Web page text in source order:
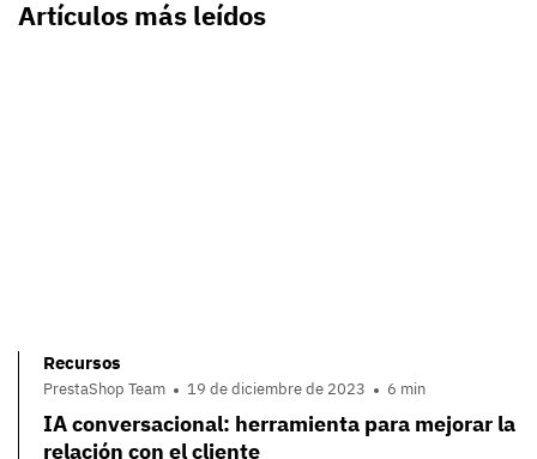
Artículos más leídos
Recursos
PrestaShop Team 19 de diciembre de 2023 6 min
IA conversacional: herramienta para mejorar la
relación con el cliente